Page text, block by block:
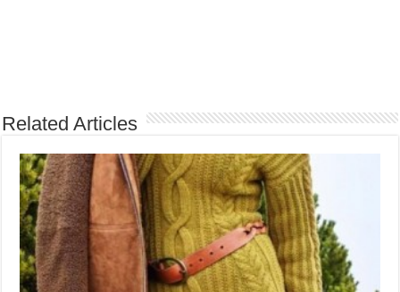
Related Articles